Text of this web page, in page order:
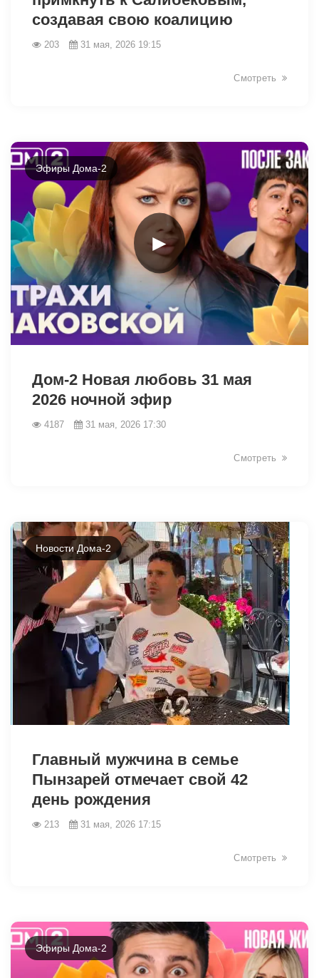
создавая свою коалицию
203 31 мая, 2026 19:15
Смотреть
►
Эфиры Дома-2
Дом-2 Новая любовь 31 мая
2026 ночной эфир
4187 31 мая, 2026 17:30
Смотреть
Новости Дома-2
Главный мужчина в семье
Пынзарей отмечает свой 42
день рождения
213 31 мая, 2026 17:15
Смотреть
Эфиры Дома-2